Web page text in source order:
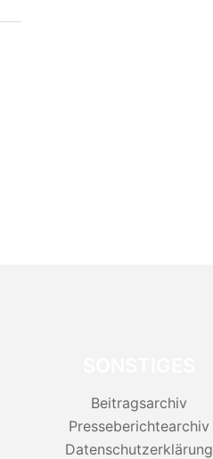
Beitragsarchiv
Presseberichtearchiv
Datenschutzerklärung